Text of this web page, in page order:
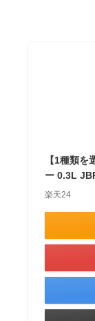
【1種類
ー 0.3L
楽天24